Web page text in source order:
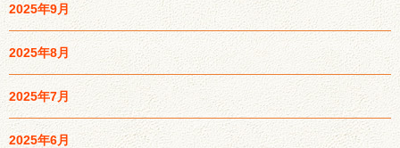
2025年9月
2025年8月
2025年7月
2025年6月